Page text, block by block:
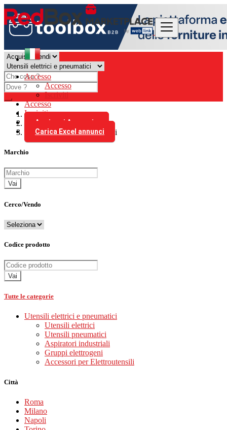
Accesso
Accesso
Iscriviti
Accesso
Iscriviti
Aggiungi Annuncio
Carica Excel annunci
Italia
Utensili elettrici e pneumatici
Marchio
Vai
Cerco/Vendo
Codice prodotto
Vai
Tutte le categorie
Utensili elettrici e pneumatici
Utensili elettrici
Utensili pneumatici
Aspiratori industriali
Gruppi elettrogeni
Accessori per Elettroutensili
Città
Roma
Milano
Napoli